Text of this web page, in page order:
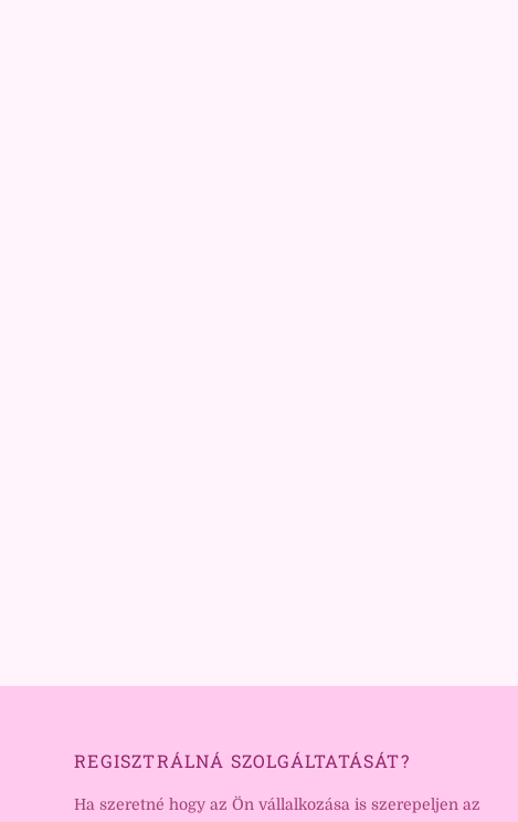
REGISZTRÁLNÁ SZOLGÁLTATÁSÁT?
Ha szeretné hogy az Ön vállalkozása is szerepeljen az